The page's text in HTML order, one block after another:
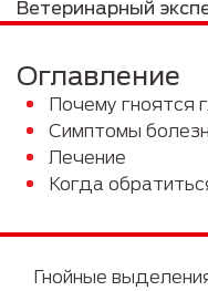
Ветеринарный
Оглавление
Почему гноятся
Симптомы
Лечение
Когда
Гнойные